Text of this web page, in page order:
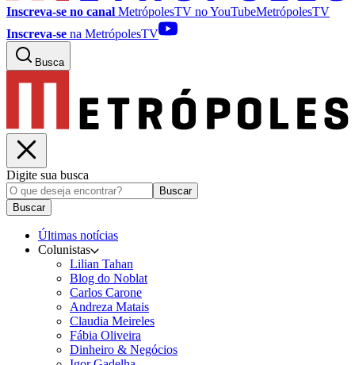
Inscreva-se no canal MetrópolesTV noYouTubeMetrópolesTV
Inscreva-se na MetrópolesTV
Busca
Digite sua busca
Buscar
Buscar
Últimas notícias
Colunistas
Lilian Tahan
Blog do Noblat
Carlos Carone
Andreza Matais
Claudia Meireles
Fábia Oliveira
Dinheiro & Negócios